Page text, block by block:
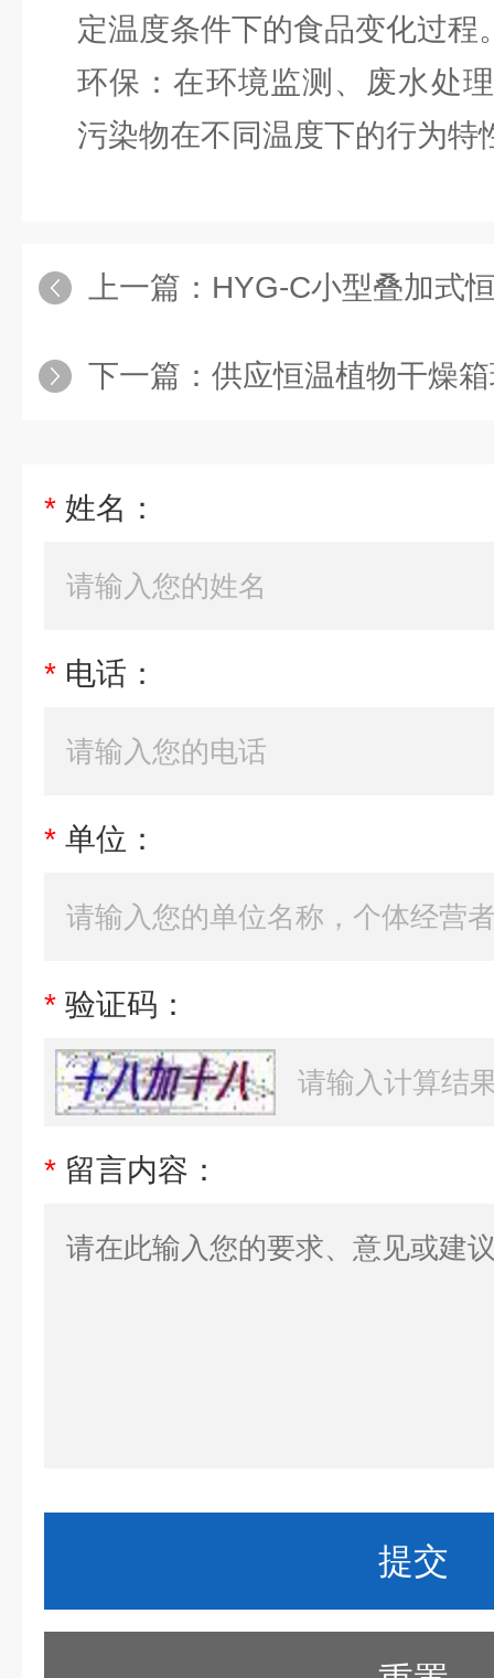
定温度条件下的食品变化过程
环保：在环境监测、废水处
污染物在不同温度下的行为特
上一篇： HYG-C小型叠加式
下一篇： 供应恒温植物干燥
* 姓名：
* 电话：
* 单位：
* 验证码：
* 留言内容：